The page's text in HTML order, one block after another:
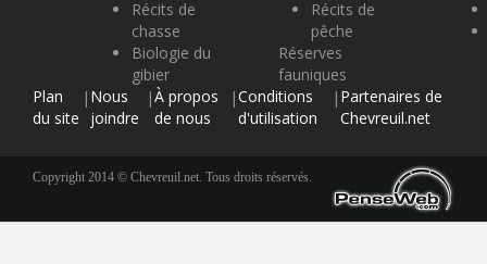
Récits de
chasse
Biologie du
gibier
Récits de
pêche
Réserves
fauniques
Plan
du site
| Nous
joindre
|À propos
de nous
|Conditions
d'utilisation
| Partenaires de
Chevreuil.net
Copyright 2014 © Chevreuil.net. Tous droits réservés.